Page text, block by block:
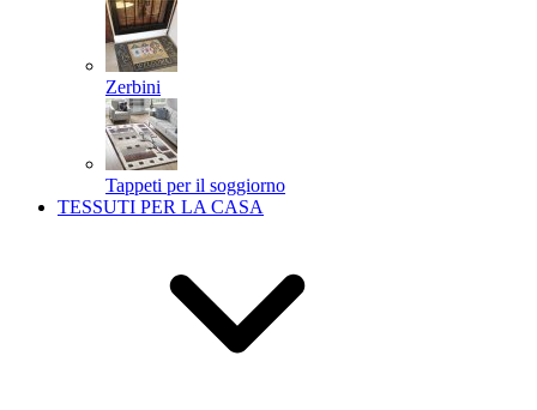
Zerbini
Tappeti per il soggiorno
TESSUTI PER LA CASA